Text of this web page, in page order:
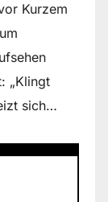
Kurzem
„Klingt
sich…